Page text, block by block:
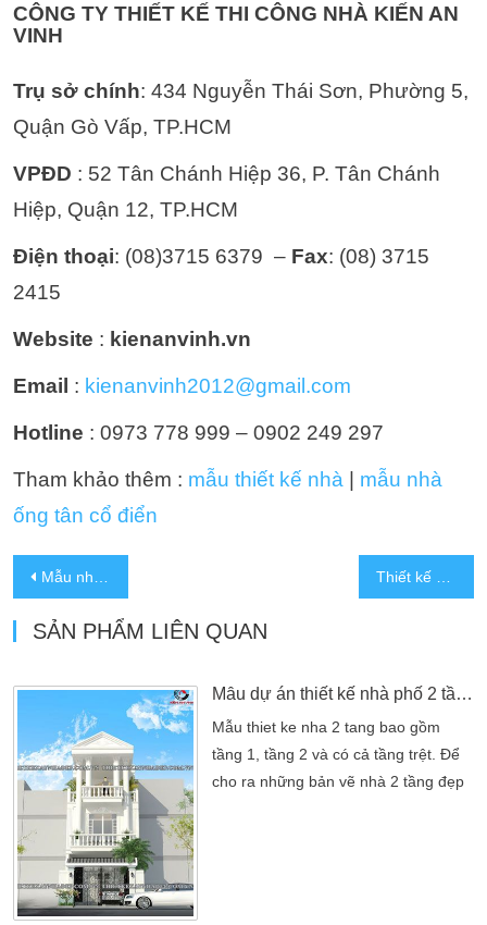
CÔNG TY THIẾT KẾ THI CÔNG NHÀ KIẾN AN
VINH
Trụ sở chính: 434 Nguyễn Thái Sơn, Phường 5,
Quận Gò Vấp, TP.HCM
VPĐD : 52 Tân Chánh Hiệp 36, P. Tân Chánh
Hiệp, Quận 12, TP.HCM
Điện thoại: (08)3715 6379 – Fax: (08) 3715
2415
Website : kienanvinh.vn
Email : kienanvinh2012@gmail.com
Hotline : 0973 778 999 – 0902 249 297
Tham khảo thêm : mẫu thiết kế nhà | mẫu nhà
ống tân cổ điển
Mẫu nhà 3 tầng đẹp 2 mặt tiền 8X20m
SẢN PHẨM LIÊN QUAN
Mẫu dự án thiết kế nhà phố 2 tầng đẹp bán cổ điển quận 12
Mẫu thiet ke nha 2 tang bao gồm
tầng 1, tầng 2 và có cả tầng trệt. Để
cho ra những bản vẽ nhà 2 tầng đẹp